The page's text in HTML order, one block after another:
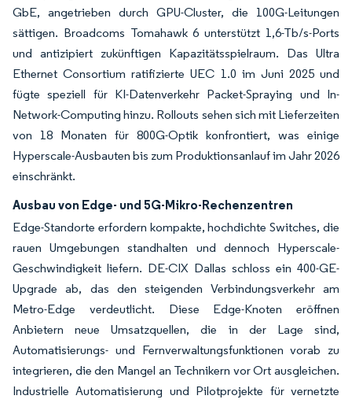
GbE, angetrieben durch GPU-Cluster, die 100G-Leitungen
sättigen. Broadcoms Tomahawk 6 unterstützt 1,6-Tb/s-Ports
und antizipiert zukünftigen Kapazitätsspielraum. Das Ultra
Ethernet Consortium ratifizierte UEC 1.0 im Juni 2025 und
fügte speziell für KI-Datenverkehr Packet-Spraying und In-
Network-Computing hinzu. Rollouts sehen sich mit Lieferzeiten
von 18 Monaten für 800G-Optik konfrontiert, was einige
Hyperscale-Ausbauten bis zum Produktionsanlauf im Jahr 2026
einschränkt.
Ausbau von Edge- und 5G-Mikro-Rechenzentren
Edge-Standorte erfordern kompakte, hochdichte Switches, die
rauen Umgebungen standhalten und dennoch Hyperscale-
Geschwindigkeit liefern. DE-CIX Dallas schloss ein 400-GE-
Upgrade ab, das den steigenden Verbindungsverkehr am
Metro-Edge verdeutlicht. Diese Edge-Knoten eröffnen
Anbietern neue Umsatzquellen, die in der Lage sind,
Automatisierungs- und Fernverwaltungsfunktionen vorab zu
integrieren, die den Mangel an Technikern vor Ort ausgleichen.
Industrielle Automatisierung und Pilotprojekte für vernetzte